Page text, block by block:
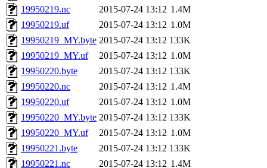
19950219.nc
2015-07-24 13:12 1.4M
19950219.uf
2015-07-24 13:12 1.0M
19950219_MY.byte 2015-07-24 13:12 133K
19950219_MY.uf
2015-07-24 13:12 1.0M
19950220.byte
2015-07-24 13:12 133K
19950220.nc
2015-07-24 13:12 1.4M
19950220.uf
2015-07-24 13:12 1.0M
19950220_MY.byte 2015-07-24 13:12 133K
19950220_MY.uf
2015-07-24 13:12 1.0M
19950221.byte
2015-07-24 13:12 133K
19950221.nc
2015-07-24 13:12 1.4M